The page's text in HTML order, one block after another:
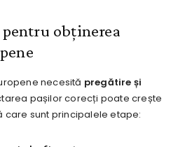
pentru obținerea
necesită pregătire și
pașilor corecți poate crește
care sunt principalele etape: